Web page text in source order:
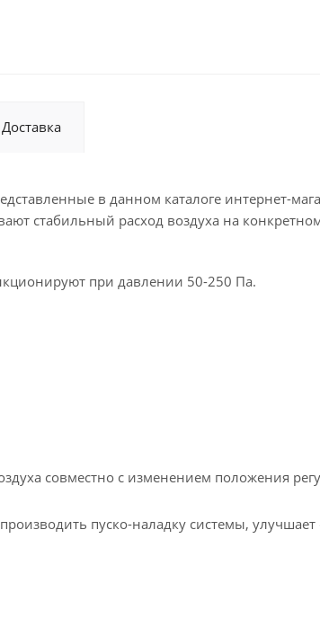
Доставка
в данном каталоге интернет-
стабильный расход воздуха на
при давлении 50-250 Па.
совместно с изменением положения
пуско-наладку системы, улучшает